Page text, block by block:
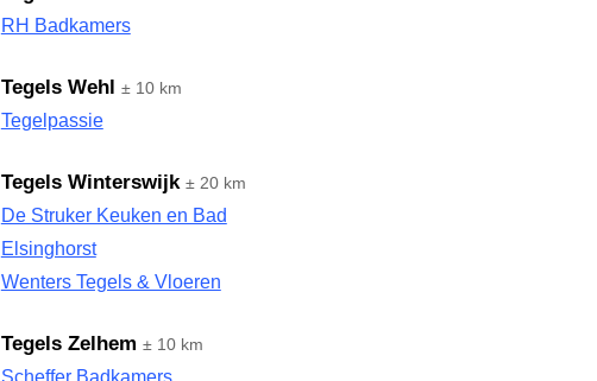
RH Badkamers
Tegels Wehl ± 10 km
Tegelpassie
Tegels Winterswijk ± 20 km
De Struker Keuken en Bad
Elsinghorst
Wenters Tegels & Vloeren
Tegels Zelhem ± 10 km
Scheffer Badkamers